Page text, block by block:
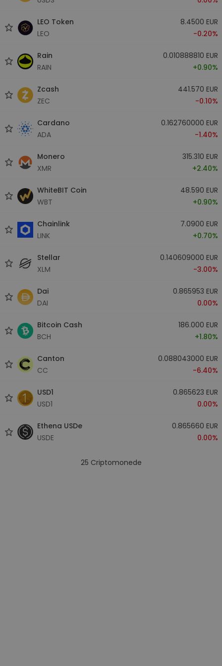
LEO Token
LEO
8.4500 EUR
-0.20%
Rain
RAIN
0.010888810 EUR
+0.90%
Zcash
ZEC
441.570 EUR
-0.10%
Cardano
ADA
0.162760000 EUR
-1.40%
Monero
XMR
315.310 EUR
+2.40%
WhiteBIT Coin
WBT
48.590 EUR
+0.90%
Chainlink
LINK
7.0900 EUR
+0.70%
Stellar
XLM
0.140609000 EUR
-3.00%
Dai
DAI
0.865953 EUR
0.00%
Bitcoin Cash
BCH
186.000 EUR
+1.80%
Canton
CC
0.088043000 EUR
-6.40%
USD1
USD1
0.865623 EUR
0.00%
Ethena USDe
USDE
0.865660 EUR
0.00%
25 Criptomonede